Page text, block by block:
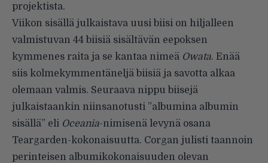
projektista.
Viikon sisällä julkaistava uusi biisi on hiljalleen
valmistuvan 44 biisiä sisältävän eepoksen
kymmenes raita ja se kantaa nimeä Owata. Enää
siis kolmekymmentäneljä biisiä ja savotta alkaa
olemaan valmis. Seuraava nippu biisejä
julkaistaankin niinsanotusti ”albumina albumin
sisällä” eli Oceania-nimisenä levynä osana
Teargarden-kokonaisuutta. Corgan julisti taannoin
perinteisen albumikokonaisuuden olevan